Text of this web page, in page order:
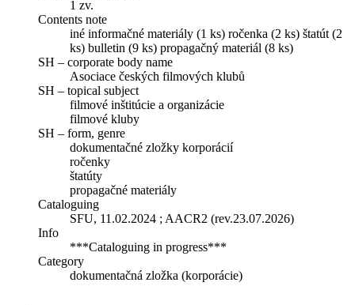
1 zv.
Contents note
iné informačné materiály (1 ks) ročenka (2 ks) štatút (2
ks) bulletin (9 ks) propagačný materiál (8 ks)
SH – corporate body name
Asociace českých filmových klubů
SH – topical subject
filmové inštitúcie a organizácie
filmové kluby
SH – form, genre
dokumentačné zložky korporácií
ročenky
štatúty
propagačné materiály
Cataloguing
SFU, 11.02.2024 ; AACR2 (rev.23.07.2026)
Info
***Cataloguing in progress***
Category
dokumentačná zložka (korporácie)